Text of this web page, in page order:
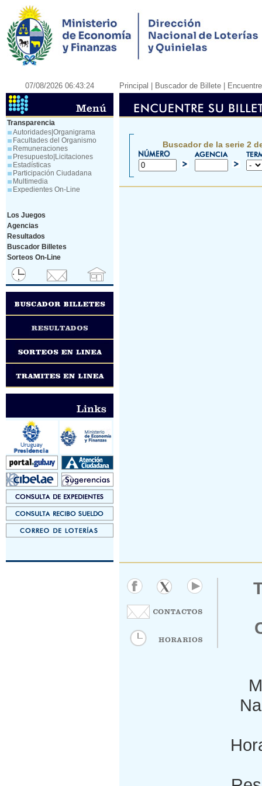
07/08/2026 06:43:24 Principal | Buscador de Billete |
Transparencia
Autoridades|Organigrama
Facultades del Organismo
Remuneraciones
Presupuesto|Licitaciones
Estadísticas
Participación Ciudadana
Multimedia
Expedientes On-Line
Los Juegos
Agencias
Resultados
Buscador Billetes
Sorteos On-Line
Buscador de la serie 2